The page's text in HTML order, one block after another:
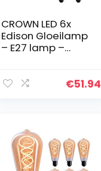
CROWN LED 6x
Edison Gloeilamp
– E27 lamp –
V, EL03 – Vintage
€51.94